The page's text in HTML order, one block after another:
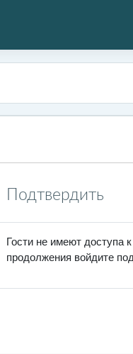
Подтвердить
Гости не имеют доступа
продолжения войдите